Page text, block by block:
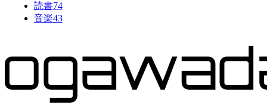
読書74
音楽43